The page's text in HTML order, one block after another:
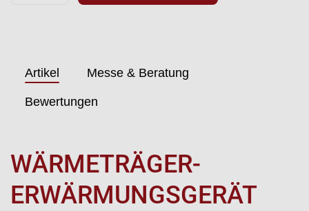
Artikel Messe & Beratung
Bewertungen
WÄRMETRÄGER-
ERWÄRMUNGSGERÄT